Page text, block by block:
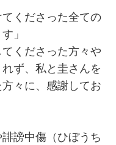
てくださった全ての
」
くださった方々や
ず、私と圭さんを
々に、感謝してお
謗中傷（ひぼうち